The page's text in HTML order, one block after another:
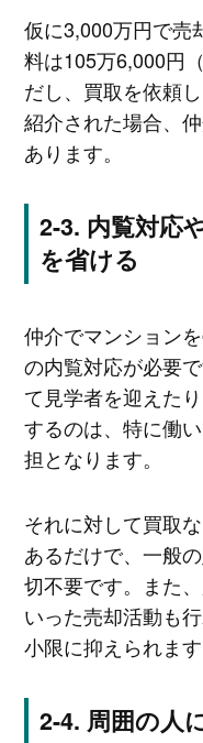
仮に3,000万円で売
料は105万6,000円
だし、買取を依頼
紹介された場合、
あります。
内覧対応
を省ける
仲介でマンション
の内覧対応が必要
て見学者を迎えた
するのは、特に働
担となります。
それに対して買取
あるだけで、一般
切不要です。また
いった売却活動も
小限に抑えられます
周囲の人